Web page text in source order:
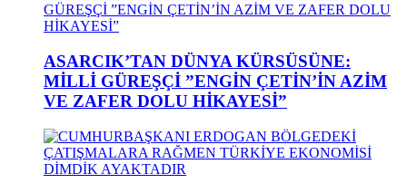
ASARCIK’TAN DÜNYA KÜRSÜSÜNE:
MİLLİ GÜREŞÇİ ”ENGİN ÇETİN’İN AZİM
VE ZAFER DOLU HİKAYESİ”